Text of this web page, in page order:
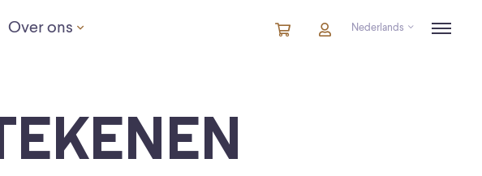
Over ons Winkelmandje
artikelenAccountNederlands